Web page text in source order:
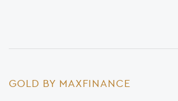
GOLD BY MAXFINANCE